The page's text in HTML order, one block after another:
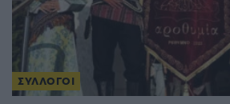
ΣΥΛΛΟΓΟΙ